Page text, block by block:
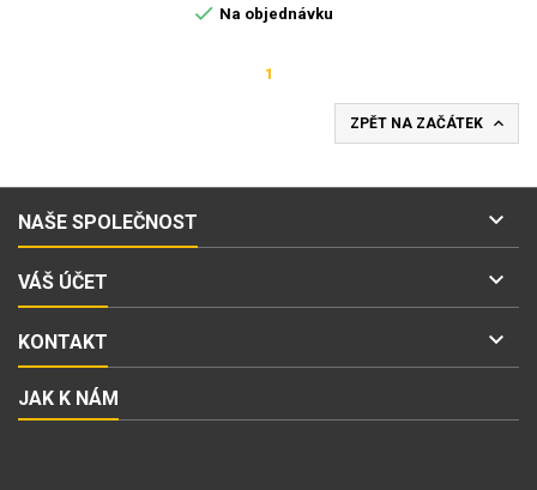
 Na objednávku
1
ZPĚT NA ZAČÁTEK 
NAŠE SPOLEČNOST 
VÁŠ ÚČET 
KONTAKT 
JAK K NÁM